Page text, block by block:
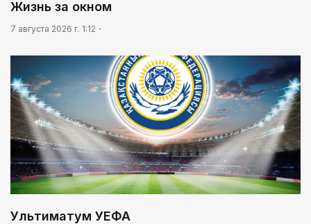
Жизнь за окном
7 августа 2026 г. 1:12
Ультиматум УЕФА